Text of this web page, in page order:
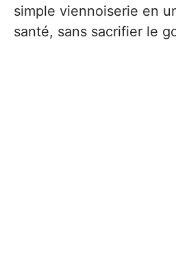
simple viennoiserie en
santé, sans sacrifier le